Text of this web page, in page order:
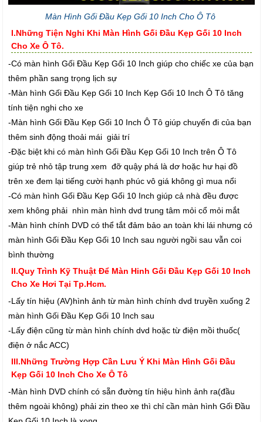
Màn Hình Gối Đầu Kẹp Gối 10 Inch Cho Ô Tô
I.Những Tiện Nghi Khi Màn Hình Gối Đầu Kẹp Gối 10 Inch
Cho Xe Ô Tô.
-Có màn hình Gối Đầu Kẹp Gối 10 Inch giúp cho chiếc xe của bạn
thêm phần sang trọng lịch sự
-Màn hình Gối Đầu Kẹp Gối 10 Inch Kẹp Gối 10 Inch Ô Tô tăng
tính tiện nghi cho xe
-Màn hình Gối Đầu Kẹp Gối 10 Inch Ô Tô giúp chuyến đi của bạn
thêm sinh động thoải mái giải trí
-Đặc biệt khi có màn hình Gối Đầu Kẹp Gối 10 Inch trên Ô Tô
giúp trẻ nhỏ tập trung xem đỡ quậy phá là dơ hoặc hư hại đồ
trên xe đem lại tiếng cười hạnh phúc vô giá không gì mua nổi
-Có màn hình Gối Đầu Kẹp Gối 10 Inch giúp cả nhà đều được
xem không phải nhìn màn hình dvd trung tâm mỏi cổ mỏi mắt
-Màn hình chính DVD có thể tắt đảm bảo an toàn khi lái nhưng có
màn hình Gối Đầu Kẹp Gối 10 Inch sau người ngồi sau vẫn coi
bình thường
II.Quy Trình Kỹ Thuật Để Màn Hinh Gối Đầu Kẹp Gối 10 Inch
Cho Xe Hơi Tại Tp.Hcm.
-Lấy tín hiệu (AV)hình ảnh từ màn hình chính dvd truyền xuống 2
màn hình Gối Đầu Kẹp Gối 10 Inch sau
-Lấy điện cũng từ màn hình chính dvd hoặc từ điện mồi thuốc(
điện ở nắc ACC)
III.Những Trường Hợp Cần Lưu Ý Khi Màn Hình Gối Đầu
Kẹp Gối 10 Inch Cho Xe Ô Tô
-Màn hình DVD chính có sẵn đường tín hiệu hình ảnh ra(đầu
thêm ngoài không) phải zin theo xe thì chỉ cần màn hình Gối Đầu